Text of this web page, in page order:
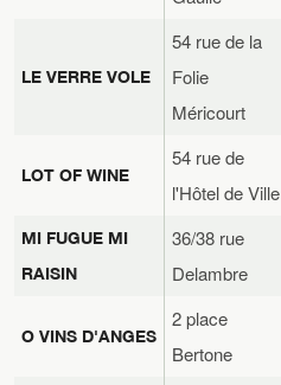
LE VERRE VOLE
54 rue de la
Folie
Méricourt
LOT OF WINE
54 rue de
l'Hôtel de Ville
MI FUGUE MI
RAISIN
36/38 rue
Delambre
O VINS D'ANGES
2 place
Bertone